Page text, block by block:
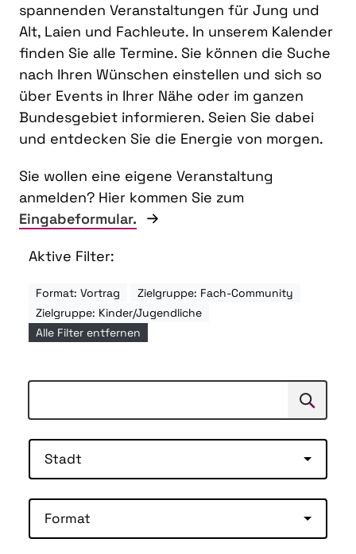
spannenden Veranstaltungen für Jung und
Alt, Laien und Fachleute. In unserem Kalender
finden Sie alle Termine. Sie können die Suche
nach Ihren Wünschen einstellen und sich so
über Events in Ihrer Nähe oder im ganzen
Bundesgebiet informieren. Seien Sie dabei
und entdecken Sie die Energie von morgen.
Sie wollen eine eigene Veranstaltung
anmelden? Hier kommen Sie zum
Eingabeformular.
Aktive Filter:
Format: Vortrag
Zielgruppe: Fach-Community
Zielgruppe: Kinder/Jugendliche
Alle Filter entfernen
Suchen
Stadt
Format